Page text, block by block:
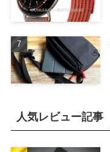
人気レビュー記事